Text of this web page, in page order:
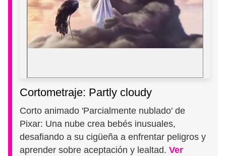
Cortometraje: Partly cloudy
Corto animado 'Parcialmente nublado' de
Pixar: Una nube crea bebés inusuales,
desafiando a su cigüeña a enfrentar peligros y
aprender sobre aceptación y lealtad.Ver